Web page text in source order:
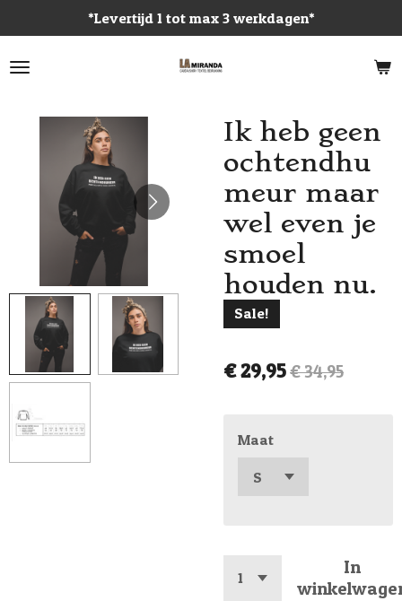
direct
naar
*Levertijd 1 tot max 3 werkdagen*
Ik heb geen
ochtendhu
meur maar
wel even je
smoel
houden nu.
Sale!
€ 29,95€ 34,95
Maat
In